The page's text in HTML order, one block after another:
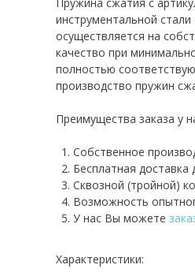
инструментальной
осуществляется на
качество при
полностью
производство пружин
Преимущества заказа у
Собственное
Бесплатная доставка
Сквозной (тройной)
Возможность
У нас Вы можете
Характеристики: